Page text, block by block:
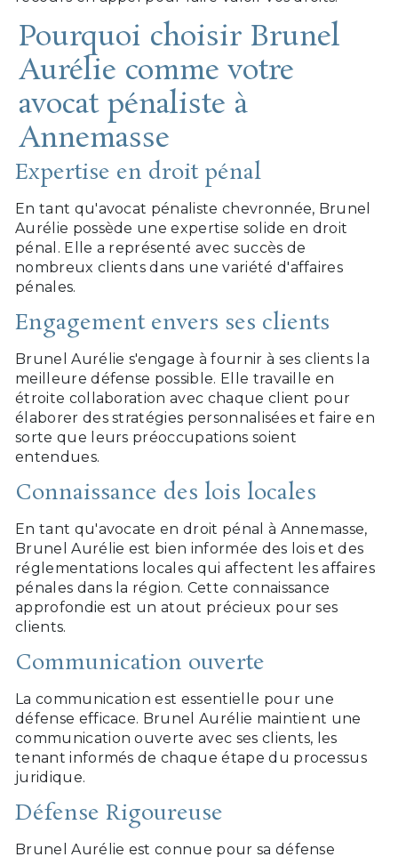
Pourquoi choisir Brunel
Aurélie comme votre
avocat pénaliste à
Annemasse
Expertise en droit pénal
En tant qu'avocat pénaliste chevronnée, Brunel
Aurélie possède une expertise solide en droit
pénal. Elle a représenté avec succès de
nombreux clients dans une variété d'affaires
pénales.
Engagement envers ses clients
Brunel Aurélie s'engage à fournir à ses clients la
meilleure défense possible. Elle travaille en
étroite collaboration avec chaque client pour
élaborer des stratégies personnalisées et faire en
sorte que leurs préoccupations soient
entendues.
Connaissance des lois locales
En tant qu'avocate en droit pénal à Annemasse,
Brunel Aurélie est bien informée des lois et des
réglementations locales qui affectent les affaires
pénales dans la région. Cette connaissance
approfondie est un atout précieux pour ses
clients.
Communication ouverte
La communication est essentielle pour une
défense efficace. Brunel Aurélie maintient une
communication ouverte avec ses clients, les
tenant informés de chaque étape du processus
juridique.
Défense Rigoureuse
Brunel Aurélie est connue pour sa défense